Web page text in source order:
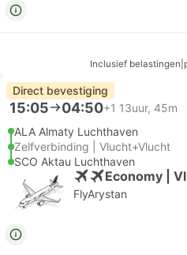
Inclusief belastingen
Direct bevestiging
15:05 04:50+1 13uur, 45m
ALA Almaty Luchthaven
Zelfverbinding | Vlucht+Vlucht
SCO Aktau Luchthaven
Economy |
FlyArystan